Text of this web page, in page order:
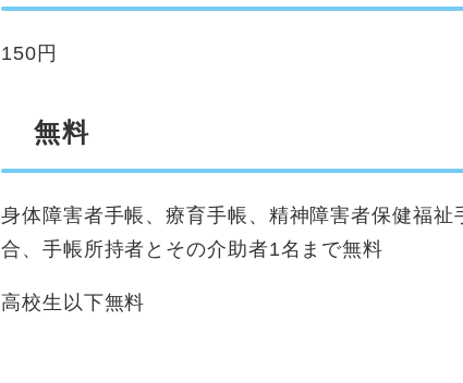
150円
無料
身体障害者手帳、療育手帳、精神障害者保健福
合、手帳所持者とその介助者1名まで無料
高校生以下無料